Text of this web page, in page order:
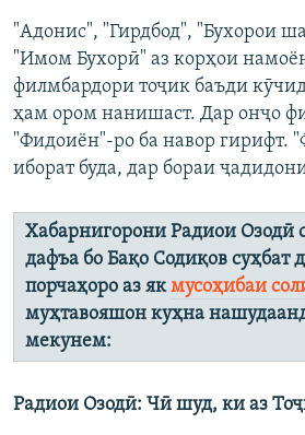
"Адонис", "Гирдбод", "Бухорои
"Имом Бухорӣ" аз корҳои
филмбардори тоҷик баъди
ҳам ором нанишаст. Дар онҷо
"Фидоиён"-ро ба навор гирифт.
иборат буда, дар бораи
Хабарнигорони Радиои Озодӣ
дафъа бо Бақо Содиқов суҳбат
порчаҳоро аз якмусоҳибаи
муҳтавояшон куҳна
мекунем:
Радиои Озодӣ: Чӣ шуд, ки аз